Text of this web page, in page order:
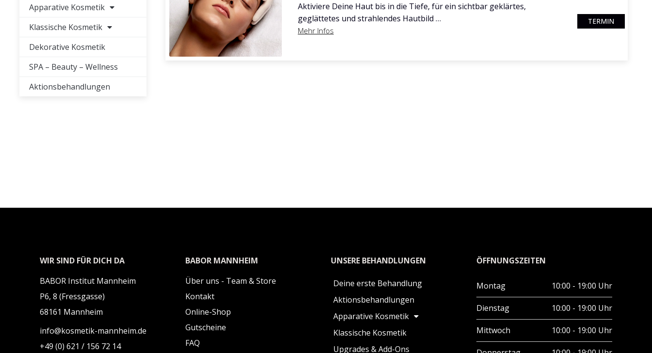
Apparative Kosmetik
Klassische Kosmetik
Dekorative Kosmetik
SPA – Beauty – Wellness
Aktionsbehandlungen
Aktiviere Deine Haut bis in die Tiefe, für ein sichtbar geklärtes,
geglättetes und strahlendes Hautbild …
Mehr Infos
TERMIN
WIR SIND FÜR DICH DA
BABOR Institut Mannheim
P6, 8 (Fressgasse)
68161 Mannheim
info@kosmetik-mannheim.de
+49 (0) 621 / 156 72 14
BABOR MANNHEIM
Über uns - Team & Store
Kontakt
Online-Shop
Gutscheine
FAQ
UNSERE BEHANDLUNGEN
Deine erste Behandlung
Aktionsbehandlungen
Apparative Kosmetik
Klassische Kosmetik
Upgrades & Add-Ons
ÖFFNUNGSZEITEN
Montag 10:00 - 19:00 Uhr
Dienstag 10:00 - 19:00 Uhr
Mittwoch 10:00 - 19:00 Uhr